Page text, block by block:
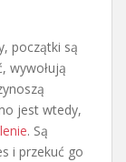
początki są
wywołują
jest wtedy,
. Są
i przekuć go